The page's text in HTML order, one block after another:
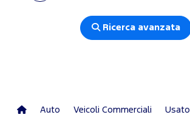
Ricerca avanzata
Auto Veicoli Commerciali Usato